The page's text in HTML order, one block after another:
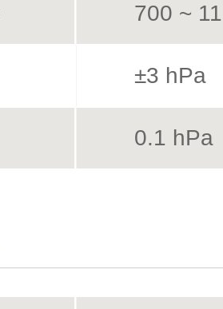
700 ~
±3 hPa
0.1 hPa